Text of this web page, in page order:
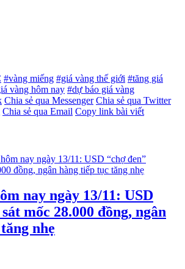
#vàng miếng #giá vàng thế giới #tăng giá
vàng hôm nay #dự báo giá vàng
Chia sẻ qua Messenger Chia sẻ qua Twitter
Chia sẻ qua Email Copy link bài viết
nay ngày 13/11: USD
mốc 28.000 đồng, ngân
nhẹ